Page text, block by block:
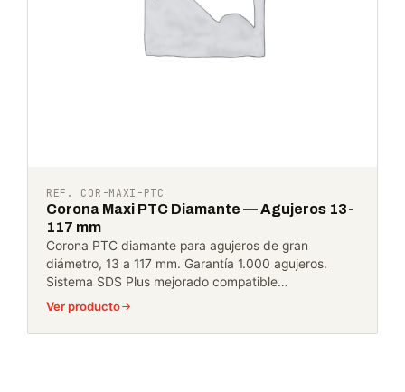
REF. COR-MAXI-PTC
Corona Maxi PTC Diamante — Agujeros 13-
117 mm
Corona PTC diamante para agujeros de gran
diámetro, 13 a 117 mm. Garantía 1.000 agujeros.
Sistema SDS Plus mejorado compatible…
Ver producto